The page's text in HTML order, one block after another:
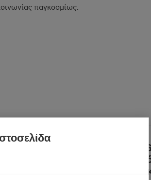
παγκοσμίως.
του Hyundai Motor
Chung, ανακηρύχθηκε
από το MotorTrend